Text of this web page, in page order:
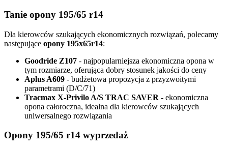
Tanie opony 195/65 r14
Dla kierowców szukających ekonomicznych rozwiązań, polecamy
następujące opony 195x65r14:
Goodride Z107 - najpopularniejsza ekonomiczna opona w
tym rozmiarze, oferująca dobry stosunek jakości do ceny
Aplus A609 - budżetowa propozycja z przyzwoitymi
parametrami (D/C/71)
Tracmax X-Privilo A/S TRAC SAVER - ekonomiczna
opona całoroczna, idealna dla kierowców szukających
uniwersalnego rozwiązania
Opony 195/65 r14 wyprzedaż